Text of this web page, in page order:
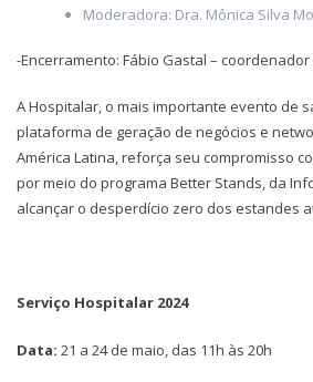
Moderadora: Dra. Mônica Silva
-Encerramento: Fábio Gastal – coordenador
A Hospitalar, o mais importante evento de
plataforma de geração de negócios e
América Latina, reforça seu compromisso
por meio do programa Better Stands, da
alcançar o desperdício zero dos estandes
Serviço Hospitalar 2024
Data: 21 a 24 de maio, das 11h às 20h